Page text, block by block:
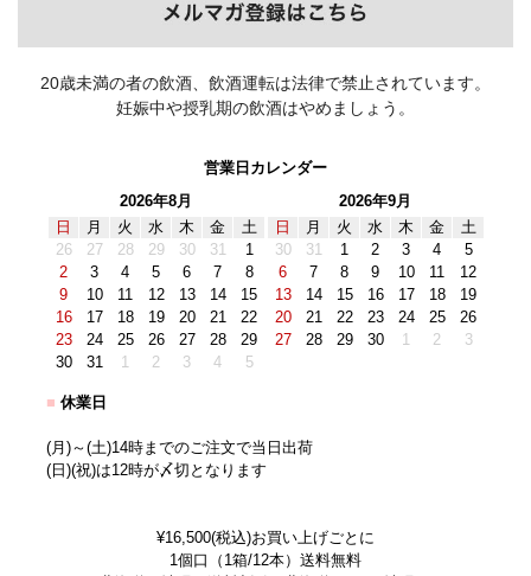
20歳未満の者の飲酒、飲酒運転は法律で禁止されています。
妊娠中や授乳期の飲酒はやめましょう。
営業日カレンダー
2026年8月
日
月 火 水 木 金
土
26
27 28 29 30 31
1
2
3 4 5 6 7
8
9
10 11 12 13 14
15
16
17 18 19 20 21
22
23
24 25 26 27 28
29
30
31 1 2 3 4 5
2026年9月
日
月 火 水 木 金
土
30
31 1 2 3 4
5
6
7 8 9 10 11
12
13
14 15 16 17 18
19
20
21 22 23 24 25
26
27
28 29 30 1 2 3
■ 休業日
(月)～(土)14時までのご注文で当日出荷
(日)(祝)は12時が〆切となります
¥16,500(税込)お買い上げごとに
1個口（1箱/12本）送料無料